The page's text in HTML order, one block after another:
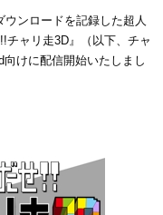
ンロードを記録した超人
チャリ走3D』（以下、チャ
けに配信開始いたしまし